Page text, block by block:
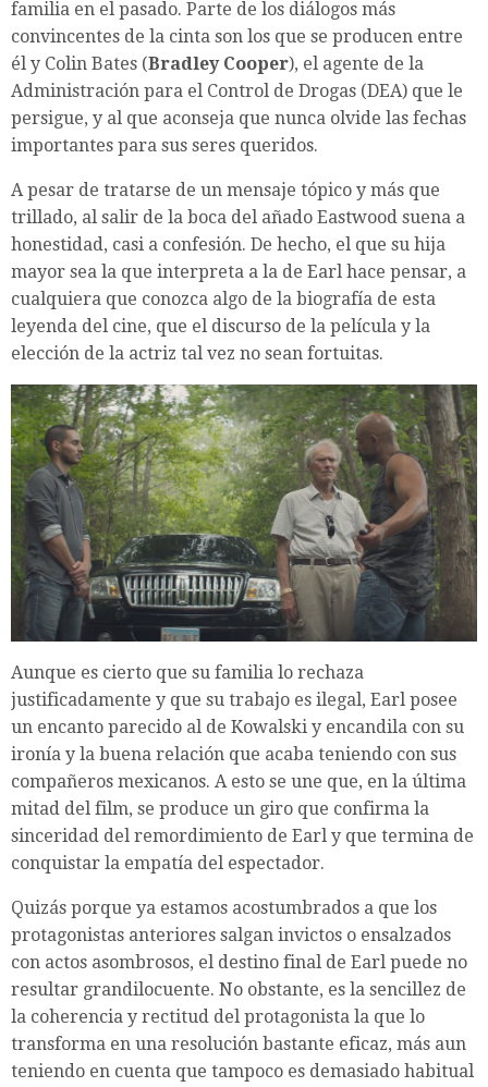
familia en el pasado. Parte de los diálogos más
convincentes de la cinta son los que se producen entre
él y Colin Bates (Bradley Cooper), el agente de la
Administración para el Control de Drogas (DEA) que le
persigue, y al que aconseja que nunca olvide las fechas
importantes para sus seres queridos.
A pesar de tratarse de un mensaje tópico y más que
trillado, al salir de la boca del añado Eastwood suena a
honestidad, casi a confesión. De hecho, el que su hija
mayor sea la que interpreta a la de Earl hace pensar, a
cualquiera que conozca algo de la biografía de esta
leyenda del cine, que el discurso de la película y la
elección de la actriz tal vez no sean fortuitas.
Aunque es cierto que su familia lo rechaza
justificadamente y que su trabajo es ilegal, Earl posee
un encanto parecido al de Kowalski y encandila con su
ironía y la buena relación que acaba teniendo con sus
compañeros mexicanos. A esto se une que, en la última
mitad del film, se produce un giro que confirma la
sinceridad del remordimiento de Earl y que termina de
conquistar la empatía del espectador.
Quizás porque ya estamos acostumbrados a que los
protagonistas anteriores salgan invictos o ensalzados
con actos asombrosos, el destino final de Earl puede no
resultar grandilocuente. No obstante, es la sencillez de
la coherencia y rectitud del protagonista la que lo
transforma en una resolución bastante eficaz, más aun
teniendo en cuenta que tampoco es demasiado habitual